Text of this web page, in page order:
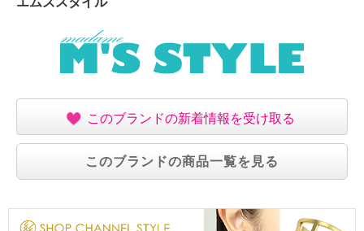
このブランドの新着情報を受け取る
このブランドの商品一覧を見る